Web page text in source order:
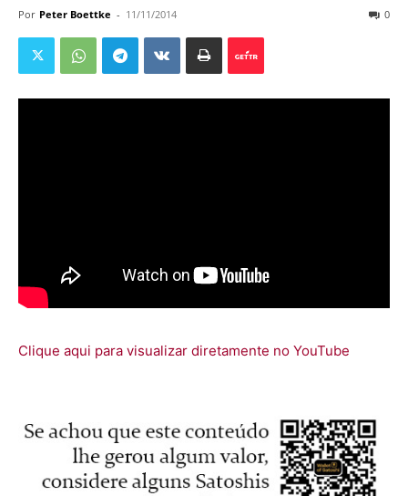
Por Peter Boettke - 11/11/2014 0
Clique aqui para visualizar diretamente no YouTube